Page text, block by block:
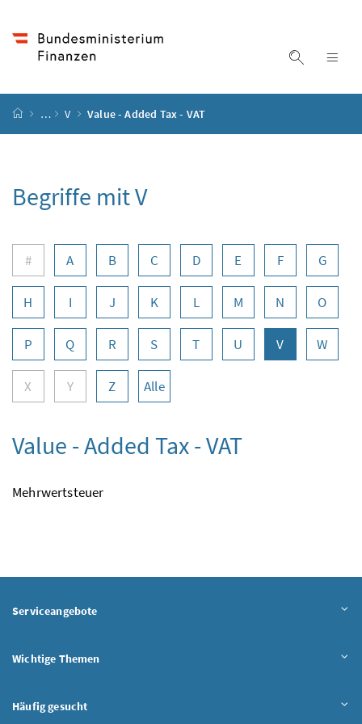
Suche
Startseite
… V Value - Added Tax - VAT
Begriffe mit V
Buchstabennavigation
# A B C D E F G
H I J K L M N O
P Q R S T U V W
X Y Z Alle
Value - Added Tax - VAT
Mehrwertsteuer
Serviceangebote
Wichtige Themen
Häufig gesucht